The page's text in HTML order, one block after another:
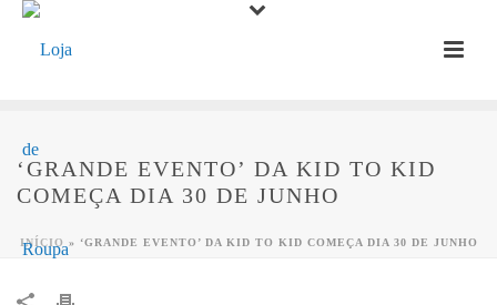
‘GRANDE EVENTO’ DA KID TO KID
COMEÇA DIA 30 DE JUNHO
INÍCIO » ‘GRANDE EVENTO’ DA KID TO KID COMEÇA DIA 30 DE JUNHO